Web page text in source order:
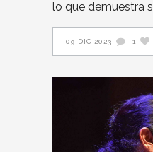
lo que demuestra
09 DIC 2023 1